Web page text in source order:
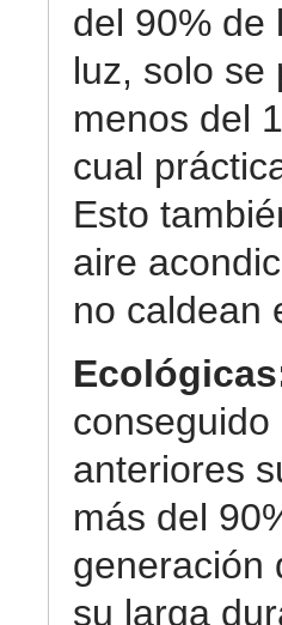
del 90% de
luz, solo se
menos del
cual
Esto
aire
no caldean
anteriores
más del
generación
su larga